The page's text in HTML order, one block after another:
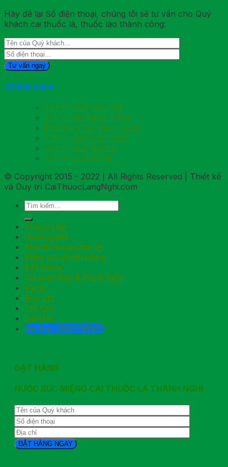
Hãy để lại Số điện thoại, chúng tôi sẽ tư vấn cho Quý
khách cai thuốc lá, thuốc lào thành công:
Chính sách
Chính sách bảo mật
Chính sách giao nhận
Phương thức thanh toán
Chính sách bảo hành
Chính sách đổi trả
Chính sách đại lý
© Copyright 2015 - 2022 | All Rights Reserved | Thiết kế
và Duy trì CaiThuocLangNghi.com
Trang chủ
Hướng dẫn
Khách hàng chia sẻ
Kiểm tra chính hãng
Đặt hàng
Chứng nhận & Danh hiệu
Đại lý
Báo chí
Tin tức
Liên hệ
Hotline: 0902791922
ĐẶT HÀNG
NƯỚC SÚC MIỆNG CAI THUỐC LÁ THANH NGHỊ